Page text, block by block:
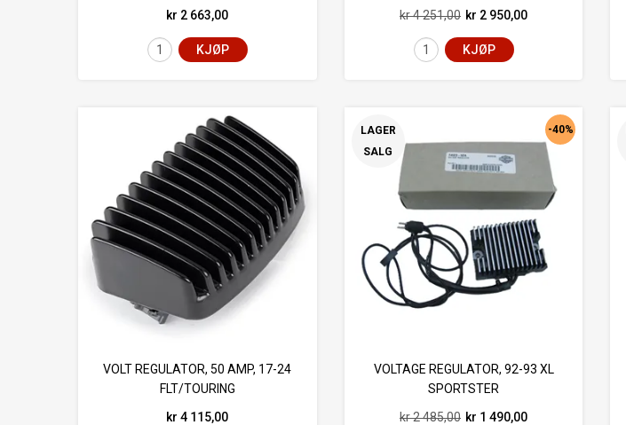
kr 2 663,00
KJØP
kr 4 251,00 kr 2 950,00
KJØP
VOLT REGULATOR, 50 AMP, 17-24
FLT/TOURING
kr 4 115,00
LAGER
SALG
VOLTAGE REGULATOR, 92-93 XL
SPORTSTER
-40%
kr 2 485,00 kr 1 490,00